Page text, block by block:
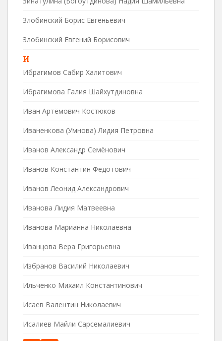
Злобинский Борис Евгеньевич
Злобинский Евгений Борисович
И
Ибрагимов Сабир Халитович
Ибрагимова Галия Шайхутдиновна
Иван Артёмович Костюков
Иваненкова (Умнова) Лидия Петровна
Иванов Александр Семёнович
Иванов Константин Федотович
Иванов Леонид Александрович
Иванова Лидия Матвеевна
Иванова Марианна Николаевна
Иванцова Вера Григорьевна
Избранов Василий Николаевич
Ильченко Михаил Константинович
Исаев Валентин Николаевич
Исалиев Майли Сарсемалиевич